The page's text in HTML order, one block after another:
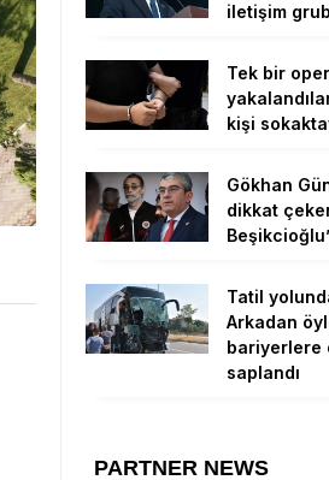
iletişim
Tek bir
kişi
Gökhan
dikkat
Tatil
Arkadan
bariyerlere
saplandı